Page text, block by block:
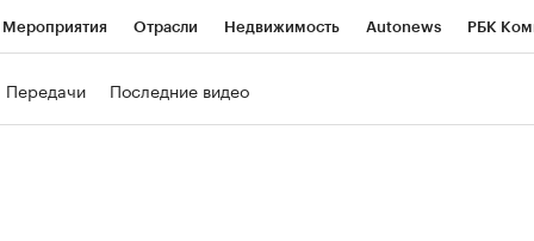
Мероприятия Отрасли Недвижимость Autonews РБК
Передачи Последние видео